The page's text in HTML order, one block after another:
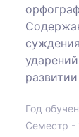
Год
Семестр -